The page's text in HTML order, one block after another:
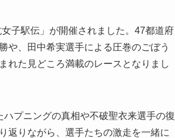
子駅伝」が開催されました。47都道府
や、田中希実選手による圧巻のごぼう
れた見どころ満載のレースとなりまし
プニングの真相や不破聖衣来選手の復
返りながら、選手たちの激走を一緒に